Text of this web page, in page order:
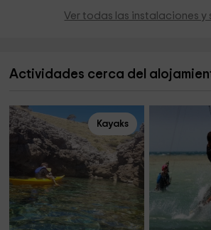
Ver todas las instalaciones y
Actividades cerca del
Kayaks